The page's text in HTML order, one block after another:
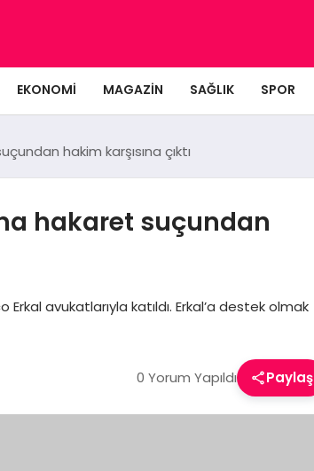
EKONOMI MAGAZIN SAĞLIK SPOR
hakim karşısına çıktı
hakaret suçundan
avukatlarıyla katıldı. Erkal’a destek olmak
0 Yorum Yapıldı Paylaş